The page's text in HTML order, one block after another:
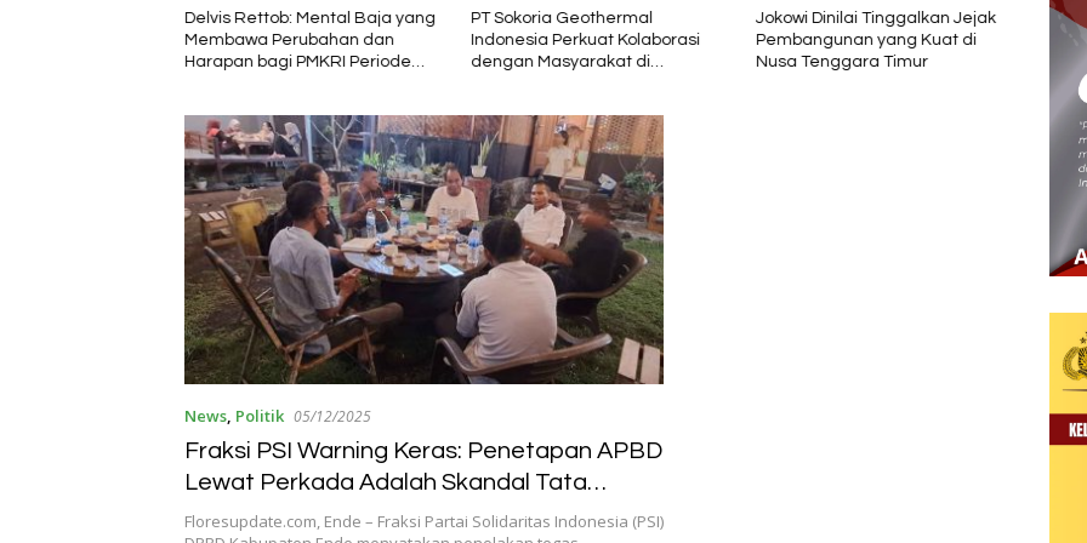
Delvis Rettob: Mental Baja yang
Membawa Perubahan dan
Harapan bagi PMKRI Periode
PT Sokoria Geothermal
Indonesia Perkuat Kolaborasi
dengan Masyarakat di
Jokowi Dinilai Tinggalkan Jejak
Pembangunan yang Kuat di
Nusa Tenggara Timur
News, Politik 05/12/2025
Fraksi PSI Warning Keras: Penetapan APBD
Lewat Perkada Adalah Skandal Tata
Kelola!
Floresupdate.com, Ende – Fraksi Partai Solidaritas Indonesia (PSI)